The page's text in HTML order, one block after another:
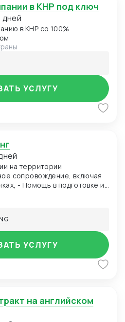
в КНР под ключ
дней
в КНР со 100%
УСЛУГУ
на территории
сопровождение, включая
и
получении ВНЖ -
разрешения на работу в
сопровождение
инвойсы, акты). -
составлении документов
справок,
лицензий и сертификатов, - Бизнес консалтинг
УСЛУГУ